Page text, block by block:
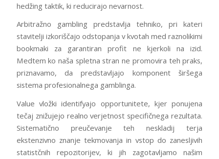
hedžing taktik, ki reducirajo nevarnost.
Arbitražno gambling predstavlja tehniko, pri kateri
stavitelji izkoriščajo odstopanja v kvotah med raznolikimi
bookmaki za garantiran profit ne kjerkoli na izid.
Medtem ko naša spletna stran ne promovira teh praks,
priznavamo, da predstavljajo komponent širšega
sistema profesionalnega gamblinga.
Value vložki identifyajo opportunitete, kjer ponujena
tečaj znižujejo realno verjetnost specifičnega rezultata.
Sistematično preučevanje teh neskladij terja
ekstenzivno znanje tekmovanja in vstop do zanesljivih
statistčnih repozitorijev, ki jih zagotavljamo našim